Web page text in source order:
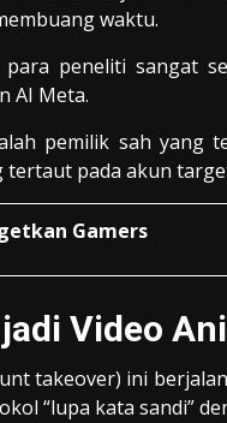
waktu.
peneliti sangat
AI Meta.
pemilik sah
tertaut pada akun
Gamers
Video
takeover) ini
“lupa kata sandi”